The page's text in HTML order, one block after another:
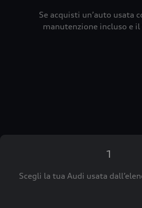
Se acquisti un’auto
manutenzione incluso e
1
Scegli la tua Audi usata